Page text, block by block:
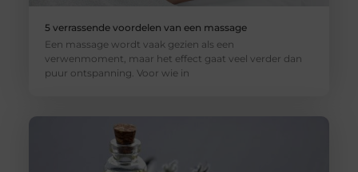
5 verrassende voordelen van een massage
Een massage wordt vaak gezien als een
verwenmoment, maar het effect gaat veel verder dan
puur ontspanning. Voor wie in